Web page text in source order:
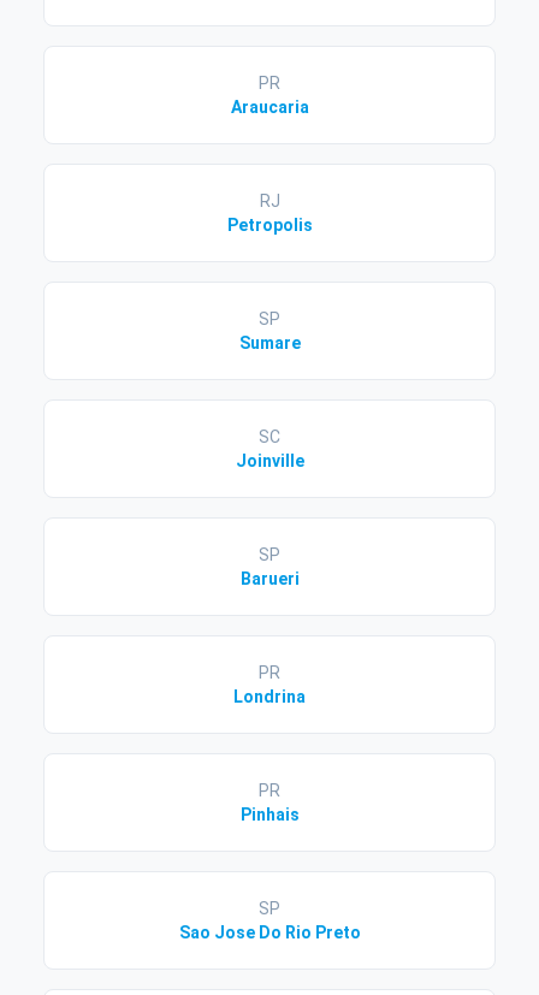
PR
Araucaria
RJ
Petropolis
SP
Sumare
SC
Joinville
SP
Barueri
PR
Londrina
PR
Pinhais
SP
Sao Jose Do Rio Preto